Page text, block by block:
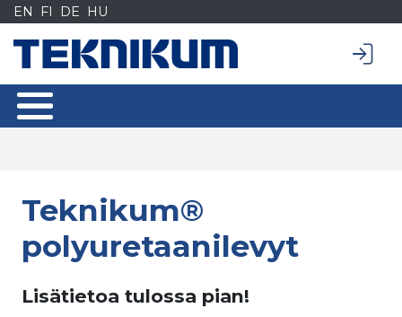
Siirry
sisältöön
EN FI DE HU
Teknikum®
polyuretaanilevyt
Lisätietoa tulossa pian!